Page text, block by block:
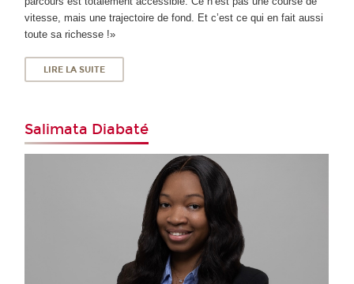
vitesse, mais une trajectoire de fond. Et c’est ce qui en fait aussi
toute sa richesse !»
LIRE LA SUITE
Salimata Diabaté